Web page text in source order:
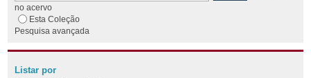
no acervo
Esta Coleção
Pesquisa avançada
Listar por